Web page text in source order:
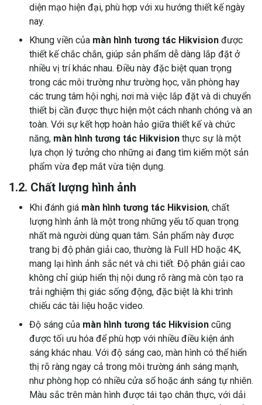
diện mạo hiện đại, phù hợp với xu hướng thiết kế ngày
nay.
Khung viền của màn hình tương tác Hikvision được
thiết kế chắc chắn, giúp sản phẩm dễ dàng lắp đặt ở
nhiều vị trí khác nhau. Điều này đặc biệt quan trọng
trong các môi trường như trường học, văn phòng hay
các trung tâm hội nghị, nơi mà việc lắp đặt và di chuyển
thiết bị cần được thực hiện một cách nhanh chóng và an
toàn. Với sự kết hợp hoàn hảo giữa thiết kế và chức
năng, màn hình tương tác Hikvision thực sự là một
lựa chọn lý tưởng cho những ai đang tìm kiếm một sản
phẩm vừa đẹp mắt vừa tiện dụng.
1.2. Chất lượng hình ảnh
Khi đánh giá màn hình tương tác Hikvision, chất
lượng hình ảnh là một trong những yếu tố quan trọng
nhất mà người dùng quan tâm. Sản phẩm này được
trang bị độ phân giải cao, thường là Full HD hoặc 4K,
mang lại hình ảnh sắc nét và chi tiết. Độ phân giải cao
không chỉ giúp hiển thị nội dung rõ ràng mà còn tạo ra
trải nghiệm thị giác sống động, đặc biệt là khi trình
chiếu các tài liệu hoặc video.
Độ sáng của màn hình tương tác Hikvision cũng
được tối ưu hóa để phù hợp với nhiều điều kiện ánh
sáng khác nhau. Với độ sáng cao, màn hình có thể hiển
thị rõ ràng ngay cả trong môi trường ánh sáng mạnh,
như phòng họp có nhiều cửa sổ hoặc ánh sáng tự nhiên.
Màu sắc trên màn hình được tái tạo chân thực, với dải